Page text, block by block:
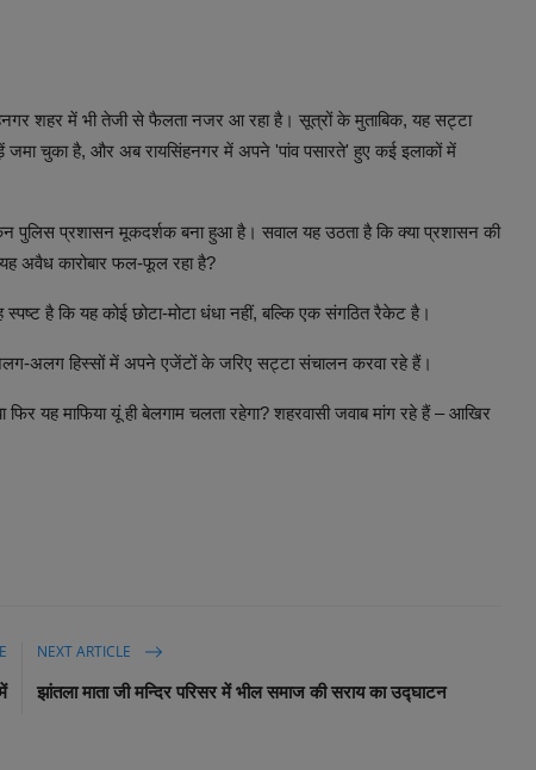
शहर में भी तेजी से फैलता नजर आ रहा है। सूत्रों के मुताबिक, यह सट्टा
चुका है, और अब रायसिंहनगर में अपने 'पांव पसारते' हुए कई इलाकों में
पुलिस प्रशासन मूकदर्शक बना हुआ है। सवाल यह उठता है कि क्या प्रशासन की
अवैध कारोबार फल-फूल रहा है?
है कि यह कोई छोटा-मोटा धंधा नहीं, बल्कि एक संगठित रैकेट है।
अलग हिस्सों में अपने एजेंटों के जरिए सट्टा संचालन करवा रहे हैं।
यह माफिया यूं ही बेलगाम चलता रहेगा? शहरवासी जवाब मांग रहे हैं – आखिर
NEXT ARTICLE
झांतला माता जी मन्दिर परिसर में भील समाज की सराय का उद्घाटन